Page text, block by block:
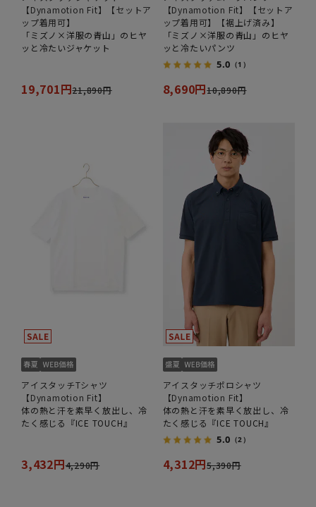
【Dynamotion Fit】【セットア
ップ着用可】
「ミズノ×洋服の青山」のヒヤ
ッと冷たいジャケット
19,701円21,890円
【Dynamotion Fit】【セットア
ップ着用可】【裾上げ済み】
「ミズノ×洋服の青山」のヒヤ
ッと冷たいパンツ
5.0 （1）
8,690円10,890円
アイスタッチTシャツ
【Dynamotion Fit】
体の熱と汗を素早く放出し、冷
たく感じる『ICE TOUCH』
3,432円4,290円
アイスタッチポロシャツ
【Dynamotion Fit】
体の熱と汗を素早く放出し、冷
たく感じる『ICE TOUCH』
5.0 （2）
4,312円5,390円